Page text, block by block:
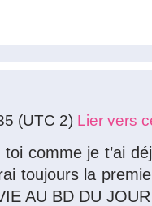
(UTC 2) Lier vers
comme je t’ai
toujours la
AU BD DU